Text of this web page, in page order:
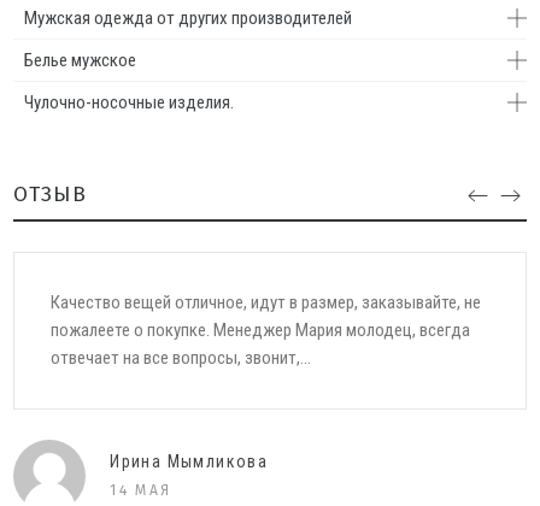
Мужская одежда от других производителей
Белье мужское
Чулочно-носочные изделия.
ОТЗЫВ
Сегодня получила первый заказ от Вашего магазина. Хочу
сказать большое спасибо за оперативную отправку моего
заказа. Отличное качество, фирму...
Елена
11 ДЕКАБРЯ